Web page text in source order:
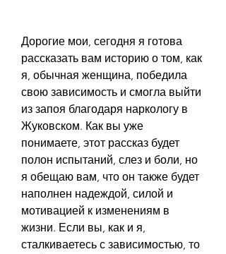
Дорогие мои, сегодня я готова
рассказать вам историю о том, как
я, обычная женщина, победила
свою зависимость и смогла выйти
из запоя благодаря наркологу в
Жуковском. Как вы уже
понимаете, этот рассказ будет
полон испытаний, слез и боли, но
я обещаю вам, что он также будет
наполнен надеждой, силой и
мотивацией к изменениям в
жизни. Если вы, как и я,
сталкиваетесь с зависимостью, то